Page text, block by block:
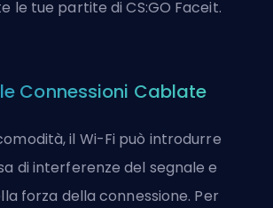
le tue partite di CS:GO Faceit.
Connessioni Cablate
il Wi-Fi può introdurre
di interferenze del segnale e
forza della connessione. Per